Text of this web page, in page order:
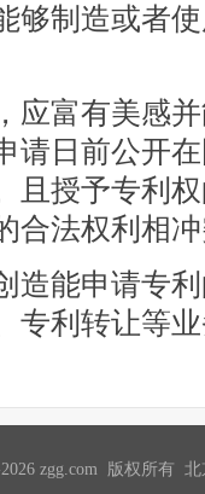
够制造或者
应富有美感
请日前公开
且授予专利
合法权利相
造能申请专
专利转让等
zgg.com 版权所有